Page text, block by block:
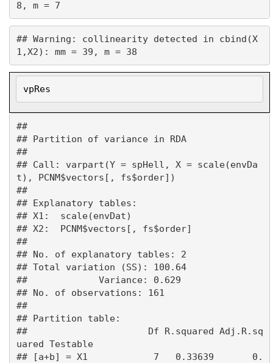
## Warning: collinearity detected in cbind(X
vpRes
##
## Partition of variance in RDA
##
## Call: varpart(Y = spHell, X = scale(envDa
t), PCNM$vectors[, fs$order])
##
## Explanatory tables:
## X1:  scale(envDat)
## X2:  PCNM$vectors[, fs$order]
##
## No. of explanatory tables: 2
## Total variation (SS): 100.64
##             Variance: 0.629
## No. of observations: 161
##
## Partition table:
##                      Df R.squared Adj.R.sq
uared Testable
## [a+b] = X1            7   0.33639       0.